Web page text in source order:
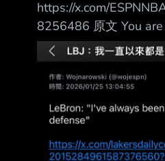
https://x.com/
8256486 原文 You
James, you are also
Those are two pretty
load management of
James is going to be